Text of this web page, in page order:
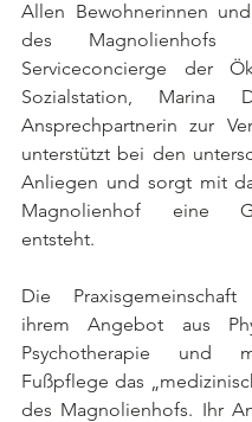
Allen Bewohnerinnen
des
Serviceconcierge der
Sozialstation, Marina
Ansprechpartnerin zur
unterstützt bei den
Anliegen und sorgt mit
Magnolienhof eine
entsteht.
Die
ihrem Angebot aus
Psychotherapie und
Fußpflege das
des Magnolienhofs. Ihr